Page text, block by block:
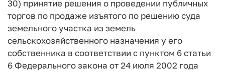
30) принятие решения о проведении публичных
торгов по продаже изъятого по решению суда
земельного участка из земель
сельскохозяйственного назначения у его
собственника в соответствии с пунктом 6 статьи
6 Федерального закона от 24 июля 2002 года